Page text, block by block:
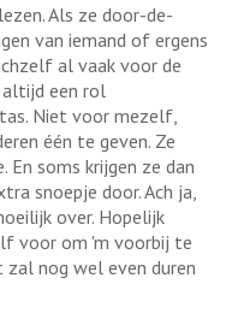
Als ze door-de-
van iemand of ergens
al vaak voor de
altijd een rol
Niet voor mezelf,
één te geven. Ze
En soms krijgen ze dan
snoepje door. Ach ja,
over. Hopelijk
voor om 'm voorbij te
zal nog wel even duren